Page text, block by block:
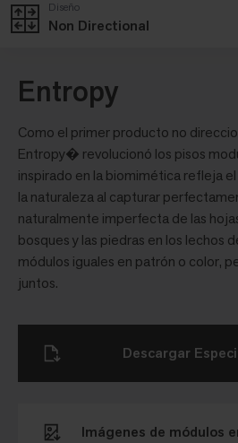
Non Directional
Diseño
Entropy
Como el primer producto no
Entropy� revolucionó los pisos
inspirado en la biomimética refleja
la naturaleza al capturar
naturalmente imperfecta de las
bosques y las piedras en los lechos
módulos iguales en patrón o color,
juntos.
Imágenes de módulos
Descargar